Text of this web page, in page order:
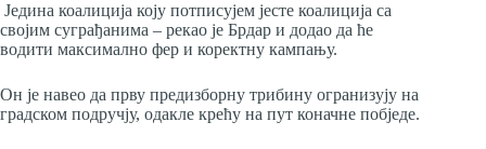
Једина коалиција коју потписујем јесте коалиција са
својим суграђанима – рекао је Брдар и додао да ће
водити максимално фер и коректну кампању.
Он је навео да прву предизборну трибину огранизују на
градском подручју, одакле крећу на пут коначне побједе.